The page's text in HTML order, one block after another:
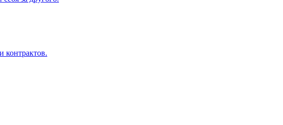
контрактов.